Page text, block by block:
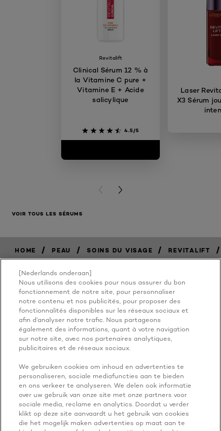
Revitalift
Clinical Sérum 12 % à
la Vitamine C pure +
Vitamine E + Acide
salicylique
4.5/5
Laser
X3 Sérum
PREVIOUS CARD
NEXT CARD
VOIR TOUS LES SÉRUMS
HOME / PEAU / SOINS DU VISAGE / REVITALIFT /
BECAUSE
YOU'RE
WORTH IT
PLUS À EXPLORER
[Nederlands onderaan]
Nous utilisons des cookies pour nous assurer du bon
fonctionnement de notre site, pour personnaliser
notre contenu et nos publicités, pour proposer des
fonctionnalités disponibles sur les réseaux sociaux et
afin d’analyser notre trafic. Nous partageons
également des informations, quant à votre navigation
sur notre site, avec nos partenaires analytiques,
publicitaires et de réseaux sociaux.
We gebruiken cookies om inhoud en advertenties te
personaliseren, sociale mediafuncties aan te bieden
en ons verkeer te analyseren. We delen ook informatie
over uw gebruik van onze site met onze partners voor
sociale media, reclame en analytics. Doordat u verder
klikt op deze site aanvaardt u het gebruik van cookies
die het mogelijk maken advertenties op maat aan te